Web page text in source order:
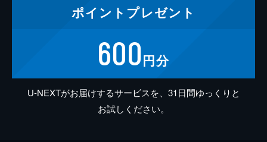
ポイント プレゼント
600円分
U-NEXTがお届けするサービスを、31日間ゆっくりと
お試しください。